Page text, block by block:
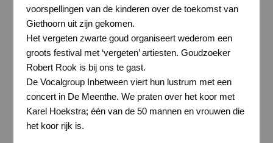
voorspellingen van de kinderen over de toekomst van
Giethoorn uit zijn gekomen.
Het vergeten zwarte goud organiseert wederom een
groots festival met ‘vergeten’ artiesten. Goudzoeker
Robert Rook is bij ons te gast.
De Vocalgroup Inbetween viert hun lustrum met een
concert in De Meenthe. We praten over het koor met
Karel Hoekstra; één van de 50 mannen en vrouwen die
het koor rijk is.